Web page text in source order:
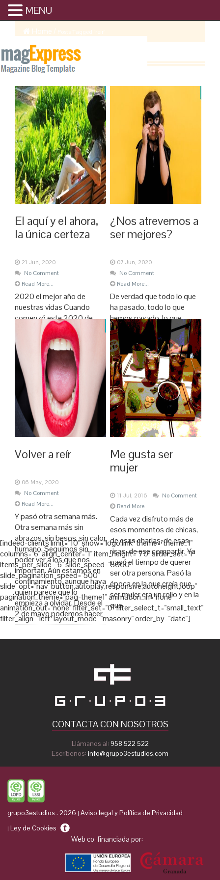
Home / Posts Tagged "reir"
REIR ARCHIVE
El aquí y el ahora,
la única certeza
21 Jun, 2020
No Comment
Read More...
2020 el mejor año de
nuestras vidas Cuando
comenzó este 2020 de
veras que estaba
convencida de que sería un
gran año, el mejor de
nuestras vidas, el mejor de
la mía. Pero Murphy nos
tenía reservada la más dura
de las pruebas, el
¿Nos atrevemos a
ser mejores?
07 Jun, 2020
No Comment
Read More...
De verdad que todo lo que
ha pasado, todo lo que
hemos pasado, lo que
estamos pasando ¿no nos
va a hacer ser mejores?
Hemos visto cómo el
mundo se paraba,
literalmente. Vivíamos un
confinamiento que nunca
creímos posible. La
realidad, superaba una vez
Volver a reír
06 May, 2020
No Comment
Read More...
Y pasó otra semana más.
Otra semana más sin
abrazos, sin besos, sin calor
humano. Seguimos sin
poder ver a los que nos
importan. Aún estamos en
confinamiento, aunque haya
quien parece que lo
empieza a olvidar. Desde el
2 de mayo podemos hacer
Me gusta ser
mujer
11 Jul, 2016
No Comment
Read More...
Cada vez disfruto más de
esos momentos de chicas,
de esas charlas, de esas
risas, de ese compartir. Ya
pasó el tiempo de querer
ser otra persona. Pasó la
época en la que creía que
ser mujer era un rollo y en la
que
[indeed-clients limit="10" show="logo,link" theme="theme_1"
columns="6" align_center="1" item_height="70" slider_set="1"
items_per_slide="6" slide_speed="5000"
slide_pagination_speed="500"
slide_opt="nav_button,autoplay,responsive,autoheight,loop"
pagination_theme="pag-theme1" animation_in="none"
animation_out="none" filter_set="0" filter_select_t="small_text"
filter_align="left" layout_mode="masonry" order_by="date"]
CONTACTA CON NOSOTROS
Llámanos al: 958 522 522
Escríbenos: info@grupo3estudios.com
grupo3estudios . 2026 | Aviso legal y Política de Privacidad
| Ley de Cookies
Web co-financiada por:
MENU